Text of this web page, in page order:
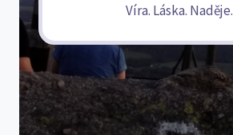
Víra. Láska. Naděje.